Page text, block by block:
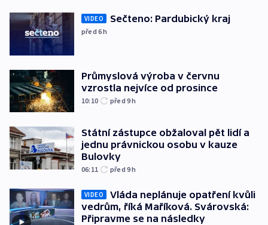
VIDEO Sečteno: Pardubický kraj
před 6h
Průmyslová výroba v červnu
vzrostla nejvíce od prosince
10:10 před 9h
Státní zástupce obžaloval pět lidí a
jednu právnickou osobu v kauze
Bulovky
06:11 před 9h
VIDEO
Vláda neplánuje opatření kvůli
vedrům, říká Maříková. Svárovská:
Připravme se na následky